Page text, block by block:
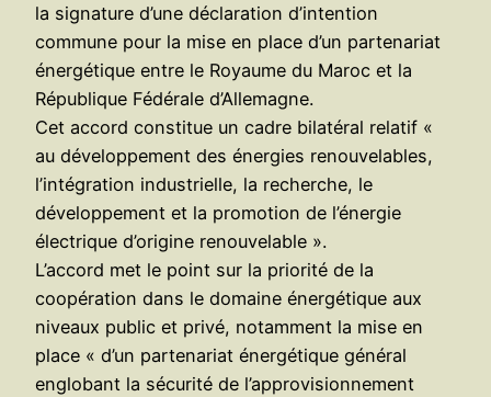
la signature d’une déclaration d’intention
commune pour la mise en place d’un partenariat
énergétique entre le Royaume du Maroc et la
République Fédérale d’Allemagne.
Cet accord constitue un cadre bilatéral relatif «
au développement des énergies renouvelables,
l’intégration industrielle, la recherche, le
développement et la promotion de l’énergie
électrique d’origine renouvelable ».
L’accord met le point sur la priorité de la
coopération dans le domaine énergétique aux
niveaux public et privé, notamment la mise en
place « d’un partenariat énergétique général
englobant la sécurité de l’approvisionnement